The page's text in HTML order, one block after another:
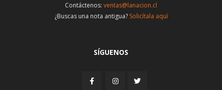
Contáctenos: ventas@lanacion.cl
¿Buscas una nota antigua? Solicítala aquí
SÍGUENOS